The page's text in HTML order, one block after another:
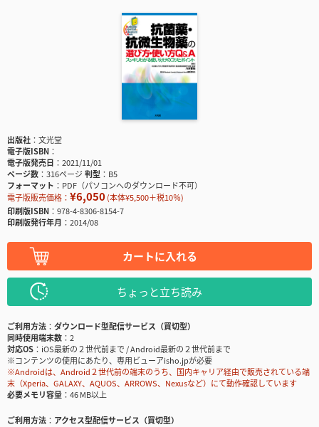
出版社
文光堂
電子版ISBN
電子版発売日
2021/11/01
ページ数
316ページ判型
B5
フォーマット
PDF（パソコンへのダウンロード不可）
電子版販売価格： ¥6,050(本体¥5,500＋税10％)
印刷版ISBN
978-4-8306-8154-7
印刷版発行年月
2014/08
カートに入れる
ちょっと立ち読み
ご利用方法
ダウンロード型配信サービス（買切型）
同時使用端末数
2
対応OS
iOS最新の２世代前まで / Android最新の２世代前まで
※コンテンツの使用にあたり、専用ビューアisho.jpが必要
※Androidは、Android２世代前の端末のうち、国内キャリア経由で販売されている端
末（Xperia、GALAXY、AQUOS、ARROWS、Nexusなど）にて動作確認しています
必要メモリ容量
46 MB以上
ご利用方法
アクセス型配信サービス（買切型）